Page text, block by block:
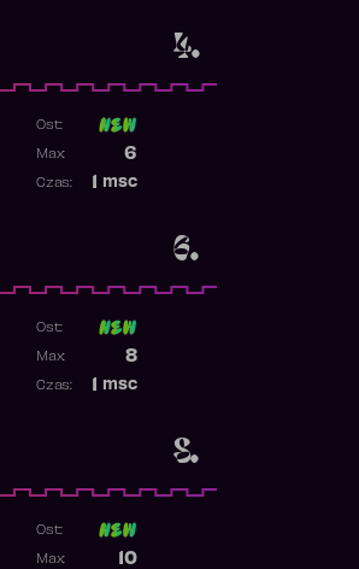
4.
6.
Ost:
6
Max:
msc
Czas:
8.
Ost:
8
Max:
msc
Czas:
Ost:
10
Max: